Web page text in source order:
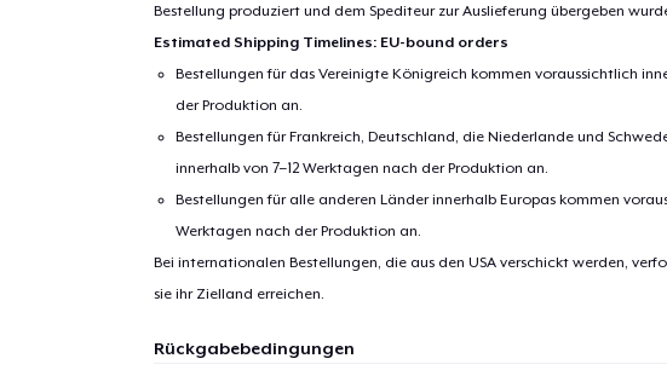
Bestellung produziert und dem Spediteur zur Auslieferung übergeben
Estimated Shipping Timelines: EU-bound orders
Bestellungen für das Vereinigte Königreich kommen voraussichtlich
der Produktion an.
Bestellungen für Frankreich, Deutschland, die Niederlande und
innerhalb von 7–12 Werktagen nach der Produktion an.
Bestellungen für alle anderen Länder innerhalb Europas kommen
Werktagen nach der Produktion an.
Bei internationalen Bestellungen, die aus den USA verschickt werden,
sie ihr Zielland erreichen.
Rückgabebedingungen